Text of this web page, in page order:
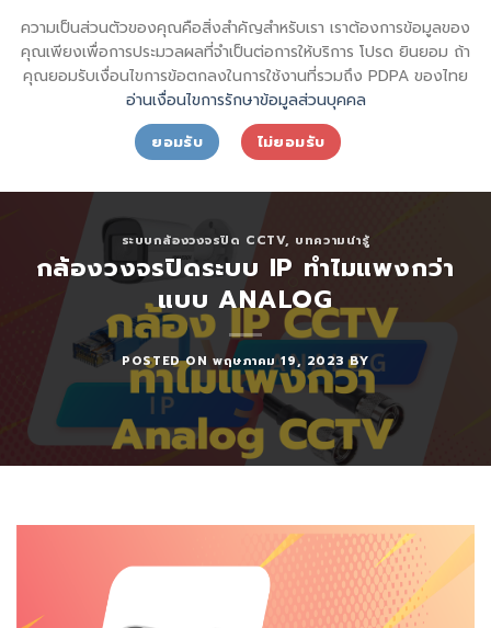
sql_sktsecurity_
ความเป็นส่วนตัวของคุณคือสิ่งสำคัญสำหรับเรา เราต้องการข้อมูลของ
คุณเพียงเพื่อการประมวลผลที่จำเป็นต่อการให้บริการ โปรด ยินยอม ถ้า
คุณยอมรับเงื่อนไขการข้อตกลงในการใช้งานที่รวมถึง PDPA ของไทย
อ่านเงื่อนไขการรักษาข้อมูลส่วนบุคคล
ยอมรับ
ไม่ยอมรับ
to
content
SECURITY SHIN KONG (THAI) INTERNATIONAL CO.,LTD.
ระบบกล้องวงจรปิด CCTV, บทความน่ารู้
กล้องวงจรปิดระบบ IP ทำไมแพงกว่า
แบบ ANALOG
POSTED ON พฤษภาคม 19, 2023 BY